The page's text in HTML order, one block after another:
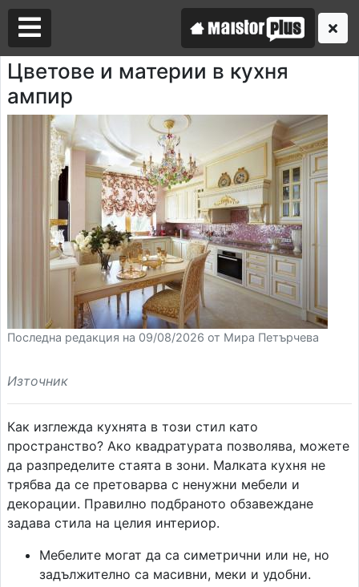
Цветове и материи в кухня
ампир
Последна редакция на 09/08/2026 от Мира Петърчева
Източник
Как изглежда кухнята в този стил като
пространство? Ако квадратурата позволява, можете
да разпределите стаята в зони. Малката кухня не
трябва да се претоварва с ненужни мебели и
декорации. Правилно подбраното обзавеждане
задава стила на целия интериор.
Мебелите могат да са симетрични или не, но
задължително са масивни, меки и удобни.
Аз съм майстор
Търся майстор